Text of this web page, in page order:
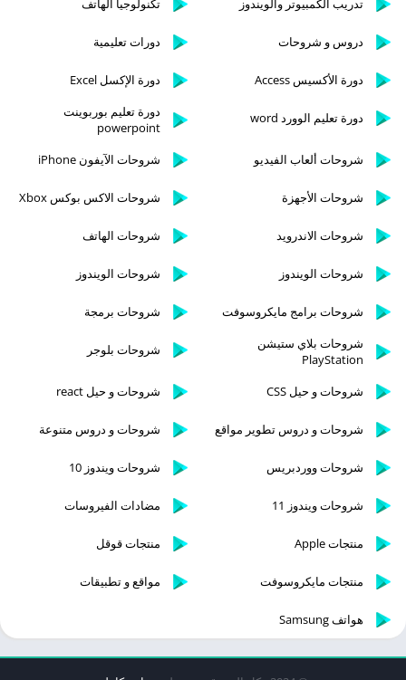
تدريب الكمبيوتر والويندوز تكنولوجيا الهاتف
دروس و شروحات دورات تعليمية
دورة الأكسيس Access دورة الإكسل Excel
دورة تعليم الوورد word
دورة تعليم بوربوينت
powerpoint
شروحات ألعاب الفيديو
شروحات الآيفون iPhone
شروحات الأجهزة شروحات الاكس بوكس Xbox
شروحات الاندرويد شروحات الهاتف
شروحات الويندوز شروحات الويندوز
شروحات برامج مايكروسوفت
شروحات برمجة
شروحات بلاي ستيشن
PlayStation
شروحات بلوجر
شروحات و حيل CSS شروحات و حيل react
شروحات و دروس تطوير مواقع شروحات و دروس متنوعة
شروحات ووردبريس شروحات ويندوز 10
شروحات ويندوز 11 مضادات الفيروسات
منتجات Apple منتجات قوقل
منتجات مايكروسوفت مواقع و تطبيقات
هواتف Samsung